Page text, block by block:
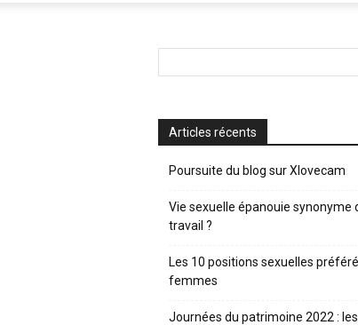
Articles récents
Poursuite du blog sur Xlovecam
Vie sexuelle épanouie synonyme
travail ?
Les 10 positions sexuelles
femmes
Journées du patrimoine 2022 :